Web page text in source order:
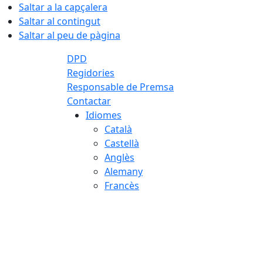
Saltar a la capçalera
Saltar al contingut
Saltar al peu de pàgina
DPD
Regidories
Responsable de Premsa
Contactar
Idiomes
Català
Castellà
Anglès
Alemany
Francès